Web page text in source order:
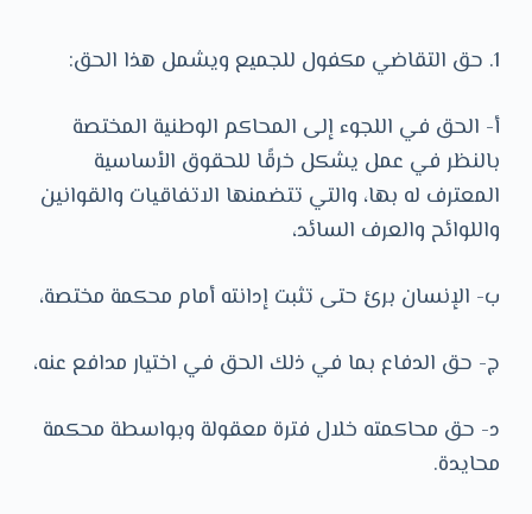
1. حق التقاضي مكفول للجميع ويشمل هذا الحق:
أ- الحق في اللجوء إلى المحاكم الوطنية المختصة
بالنظر في عمل يشكل خرقًا للحقوق الأساسية
المعترف له بها، والتي تتضمنها الاتفاقيات والقوانين
واللوائح والعرف السائد،
ب- الإنسان برئ حتى تثبت إدانته أمام محكمة مختصة،
ج- حق الدفاع بما في ذلك الحق في اختيار مدافع عنه،
د- حق محاكمته خلال فترة معقولة وبواسطة محكمة
محايدة.